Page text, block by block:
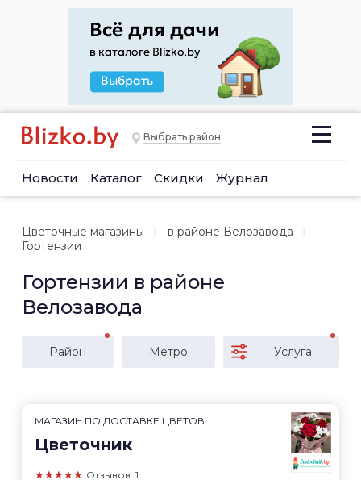
Выбрать район
Новости Каталог Скидки Журнал
Цветочные магазины
в районе Велозавода
Гортензии
Гортензии в районе
Велозавода
Район Метро Услуга
МАГАЗИН ПО ДОСТАВКЕ ЦВЕТОВ
Цветочник
★★★★★ Отзывов: 1